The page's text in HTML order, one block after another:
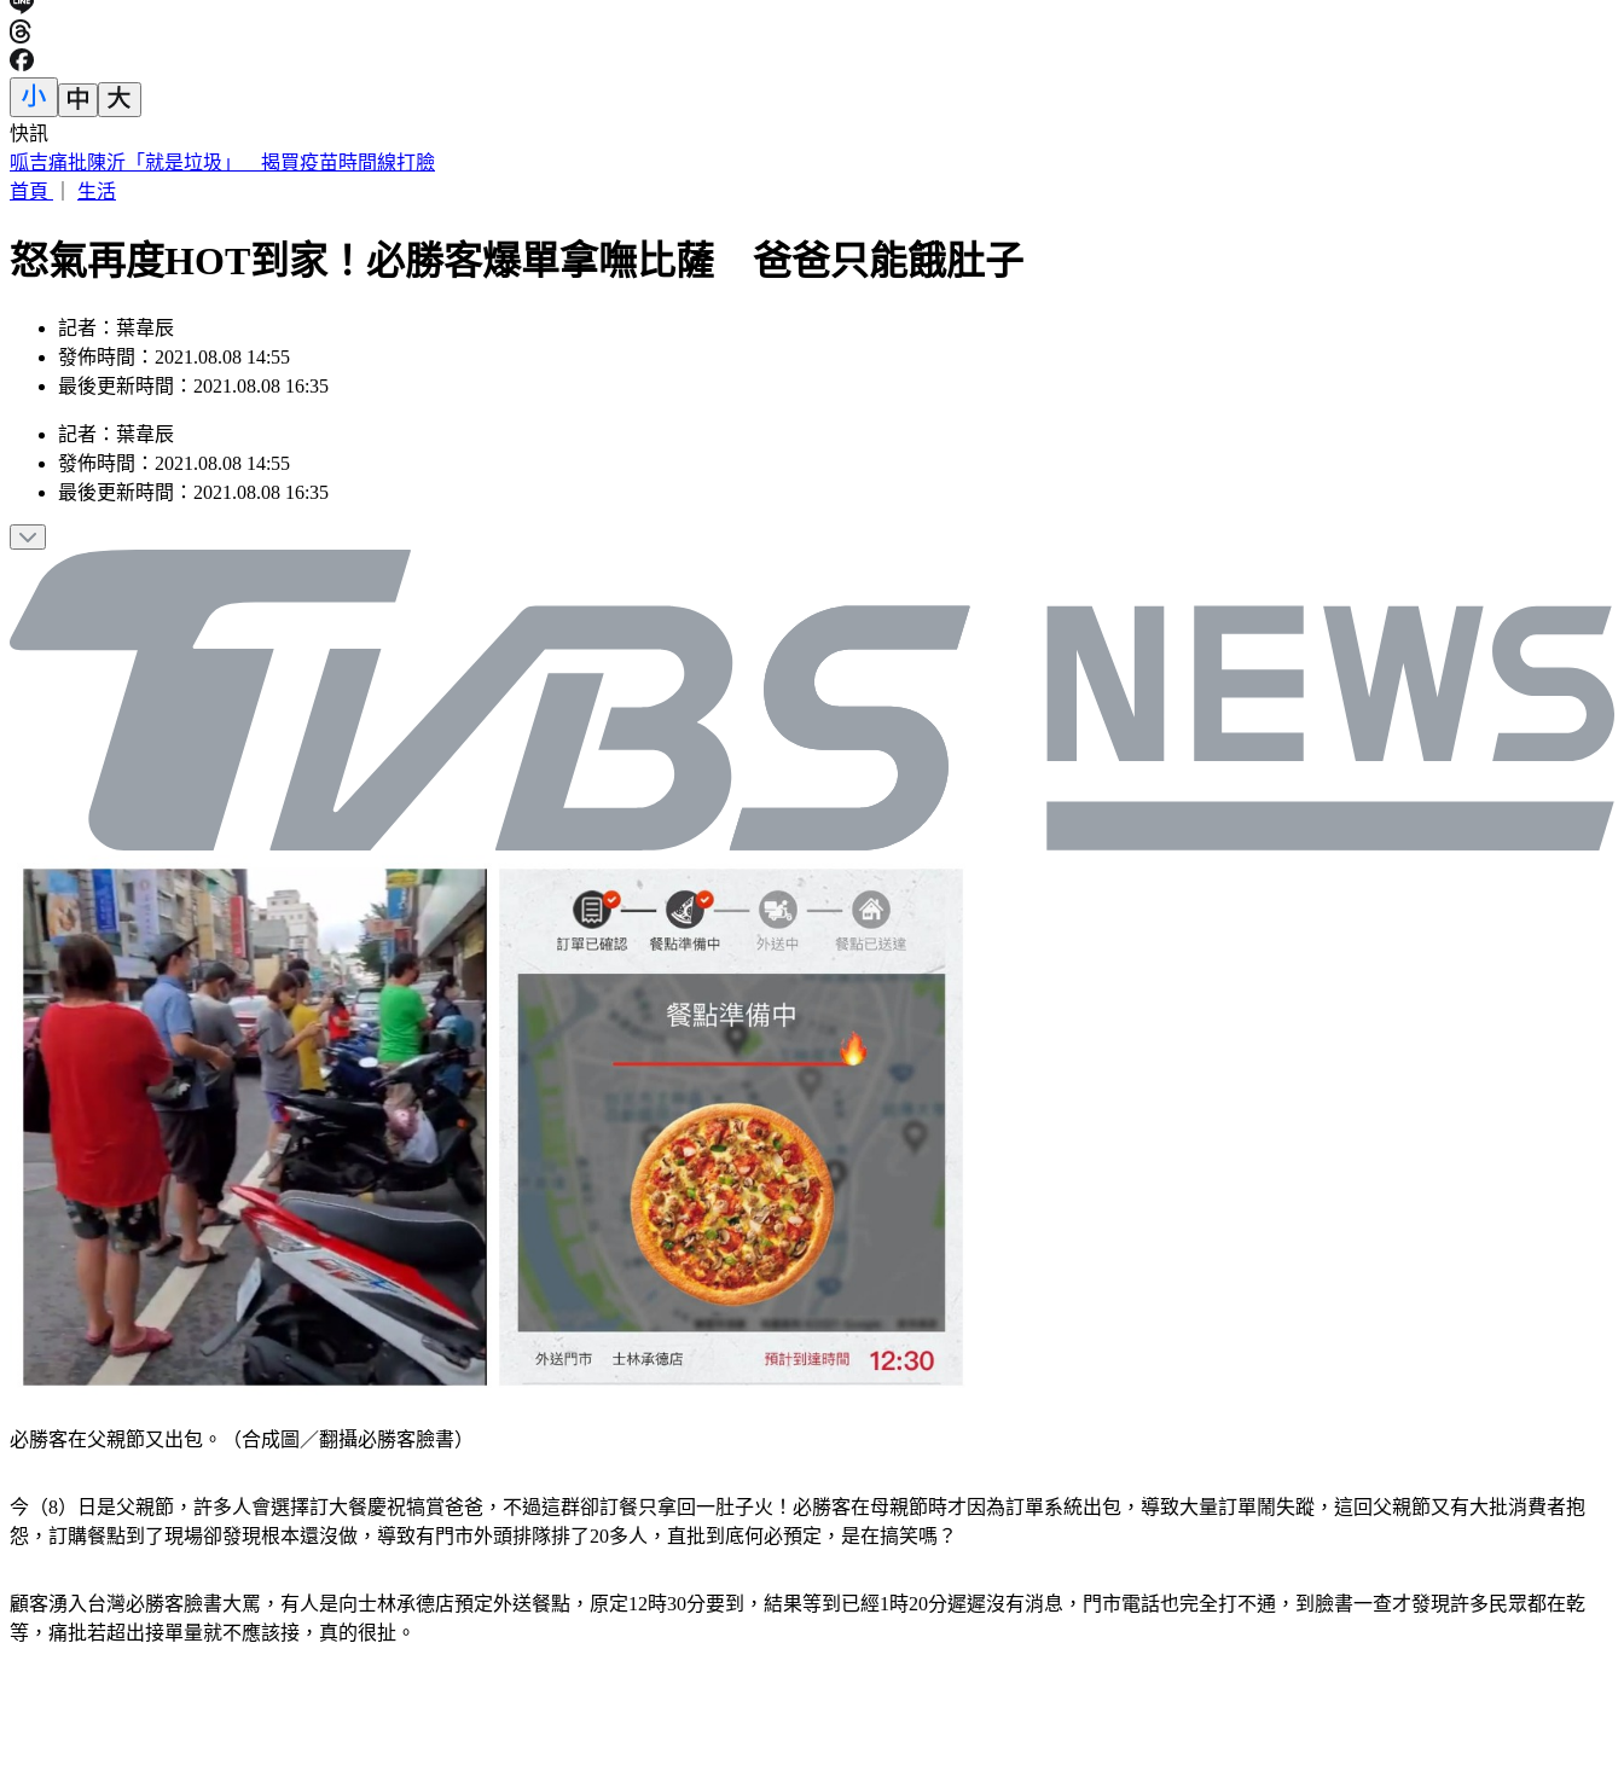
快訊
台股「這1檔」9/1正式下市 245名千張大戶最後倒數
首頁
生活
怒氣再度HOT到家！必勝客爆單拿嘸比薩 爸爸只能餓肚子
記者：葉韋辰
發佈時間：2021.08.08 14:55
最後更新時間：2021.08.08 16:35
記者 ： 葉韋辰
發佈時間： 2021.08.08 14:55
最後更新時間： 2021.08.08 16:35
必勝客在父親節又出包。（合成圖／翻攝必勝客臉書）
今（8）日是父親節，許多人會選擇訂大餐慶祝犒賞爸爸，不過這群卻訂餐只拿回一肚子火！必勝客在母親節時才因為訂單系統出包，導致大量訂單鬧失蹤，這回父親節又有大批消費者抱
怨，訂購餐點到了現場卻發現根本還沒做，導致有門市外頭排隊排了20多人，直批到底何必預定，是在搞笑嗎？
顧客湧入台灣必勝客臉書大罵，有人是向士林承德店預定外送餐點，原定12時30分要到，結果等到已經1時20分遲遲沒有消息，門市電話也完全打不通，到臉書一查才發現許多民眾都在乾
等，痛批若超出接單量就不應該接，真的很扯。